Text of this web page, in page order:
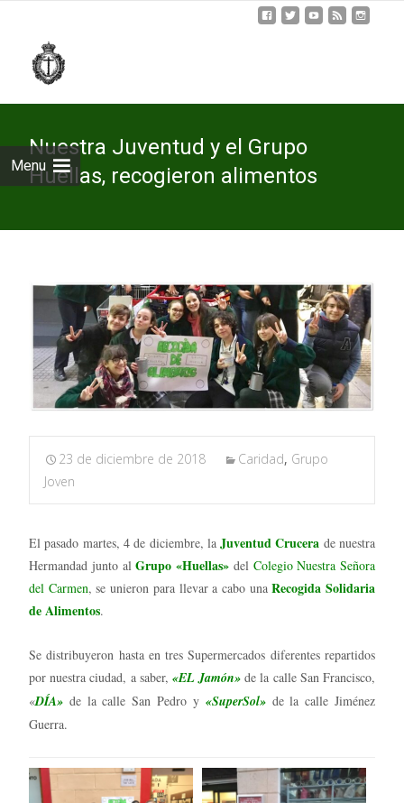
Menu
Nuestra Juventud y el Grupo
Huellas, recogieron alimentos
23 de diciembre de 2018 Caridad, Grupo
Joven
El pasado martes, 4 de diciembre, laJuventud Crucera de nuestra
Hermandad junto alGrupo «Huellas» del Colegio Nuestra Señora
del Carmen, se unieron para llevar a cabo unaRecogida Solidaria
de Alimentos.
Se distribuyeron hasta en tres Supermercados diferentes repartidos
por nuestra ciudad, a saber, «EL Jamón» de la calle San Francisco,
«DÍA» de la calle San Pedro y «SuperSol»de la calle Jiménez
Guerra.